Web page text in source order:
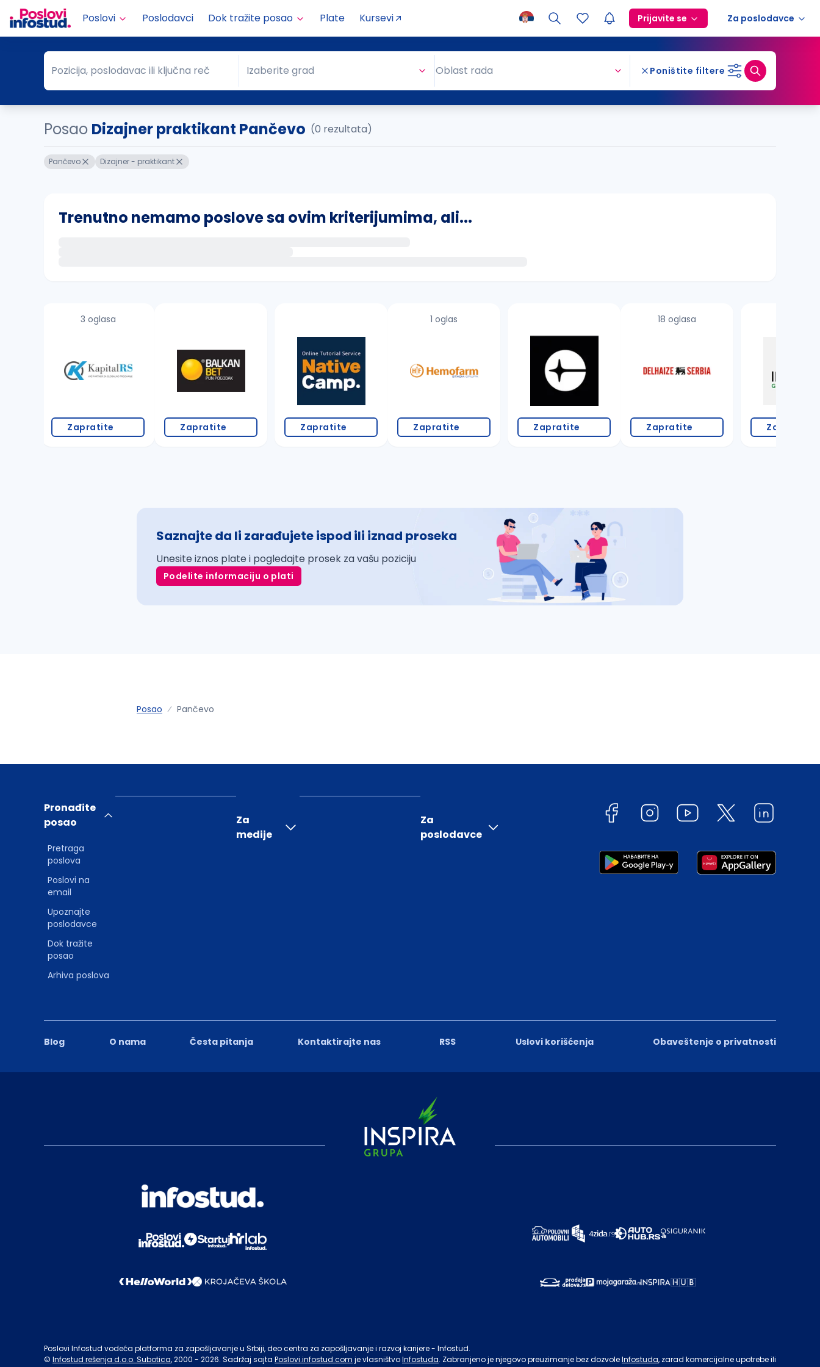
Poslovi Poslodavci Dok tražite posao Plate Kursevi Prijavite se Za poslodavce
Pozicija, poslodavac ili ključna reč
Pozicija, poslodavac ili ključna reč Grad
Izaberite grad Oblast rada Poništite filtere
Posao Dizajner praktikant Pančevo (0 rezultata)
Pančevo Dizajner - praktikant
Trenutno nemamo poslove sa ovim kriterijumima, ali...
proverite pravopisne greške (koristite č, ć, š, đ, ž, dž)
povećajte radijus za odabrani grad
3 oglasa
Zapratite Zapratite Zapratite
1 oglas
Zapratite Zapratite
18 oglasa
Zapratite Zapratite
Saznajte da li zarađujete ispod ili iznad proseka
Unesite iznos plate i pogledajte prosek za vašu poziciju
Podelite informaciju o plati
Posao Pančevo
Blog O nama Česta pitanja Kontaktirajte nas RSS Uslovi korišćenja Obaveštenje o privatnosti
Pronađite
posao
Pretraga
poslova
Poslovi na
email
Upoznajte
poslodavce
Dok tražite
posao
Arhiva poslova
Za
medije
Za
poslodavce
Poslovi Infostud vodeća platforma za zapošljavanje u Srbiji, deo centra za zapošljavanje i razvoj karijere - Infostud.
© Infostud rešenja d.o.o. Subotica, 2000 - 2026. Sadržaj sajta Poslovi.infostud.com je vlasništvoInfostuda. Zabranjeno je njegovo preuzimanje bez dozvoleInfostuda, zarad komercijalne upotrebe ili